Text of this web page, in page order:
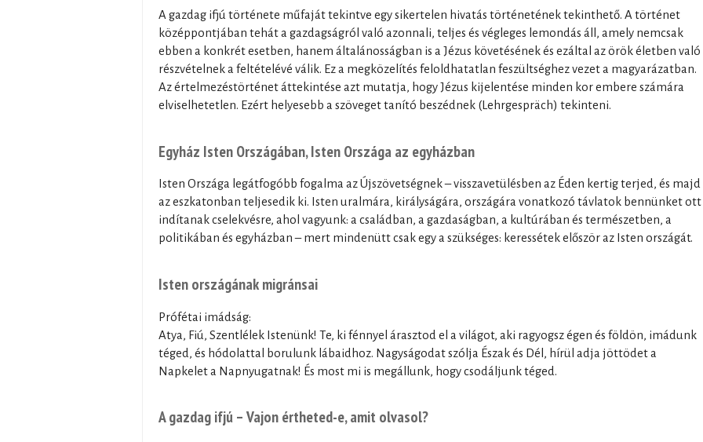
A gazdag ifjú története műfaját tekintve egy sikertelen hivatás történetének tekinthető. A történet
középpontjában tehát a gazdagságról való azonnali, teljes és végleges lemondás áll, amely nemcsak
ebben a konkrét esetben, hanem általánosságban is a Jézus követésének és ezáltal az örök életben való
részvételnek a feltételévé válik. Ez a megközelítés feloldhatatlan feszültséghez vezet a magyarázatban.
Az értelmezéstörténet áttekintése azt mutatja, hogy Jézus kijelentése minden kor embere számára
elviselhetetlen. Ezért helyesebb a szöveget tanító beszédnek (Lehrgespräch) tekinteni.
Egyház Isten Országában, Isten Országa az egyházban
Isten Országa legátfogóbb fogalma az Újszövetségnek – visszavetülésben az Éden kertig terjed, és majd
az eszkatonban teljesedik ki. Isten uralmára, királyságára, országára vonatkozó távlatok bennünket ott
indítanak cselekvésre, ahol vagyunk: a családban, a gazdaságban, a kultúrában és természetben, a
politikában és egyházban – mert mindenütt csak egy a szükséges: keressétek először az Isten országát.
Isten országának migránsai
Prófétai imádság:
Atya, Fiú, Szentlélek Istenünk! Te, ki fénnyel árasztod el a világot, aki ragyogsz égen és földön, imádunk
téged, és hódolattal borulunk lábaidhoz. Nagyságodat szólja Észak és Dél, hírül adja jöttödet a
Napkelet a Napnyugatnak! És most mi is megállunk, hogy csodáljunk téged.
A gazdag ifjú – Vajon értheted-e, amit olvasol?